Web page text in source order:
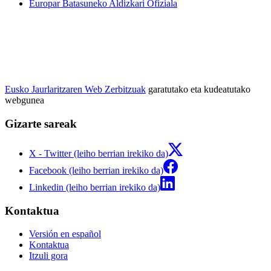
Europar Batasuneko Aldizkari Ofiziala
Eusko Jaurlaritzaren Web Zerbitzuak garatutako eta kudeatutako
webgunea
Gizarte sareak
X - Twitter (leiho berrian irekiko da)
Facebook (leiho berrian irekiko da)
Linkedin (leiho berrian irekiko da)
Kontaktua
Versión en español
Kontaktua
Itzuli gora